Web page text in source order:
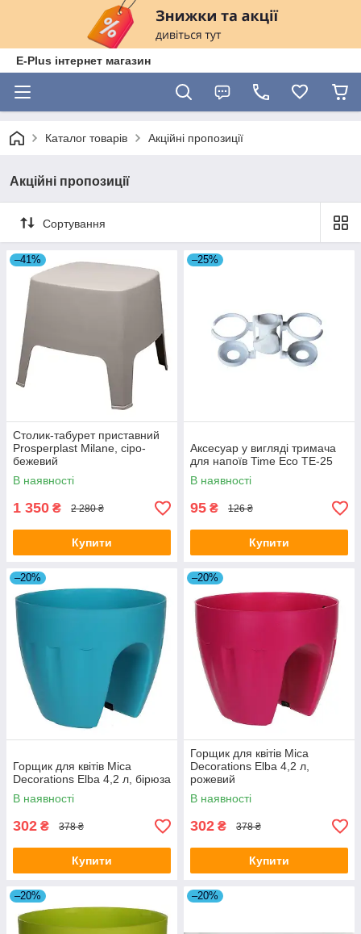
E-Plus інтернет магазин
Каталог товарів Акційні пропозиції
Акційні пропозиції
Сортування
–41%
Столик-табурет приставний
Prosperplast Milane, сіро-
бежевий
В наявності
1 350 ₴ 2 280 ₴
Купити
–25%
Аксесуар у вигляді тримача
для напоїв Time Eco TE-25
В наявності
95 ₴ 126 ₴
Купити
–20%
Горщик для квітів Mica
Decorations Elba 4,2 л, бірюза
В наявності
302 ₴ 378 ₴
Купити
–20%
Горщик для квітів Mica
Decorations Elba 4,2 л,
рожевий
В наявності
302 ₴ 378 ₴
Купити
–20% –20%